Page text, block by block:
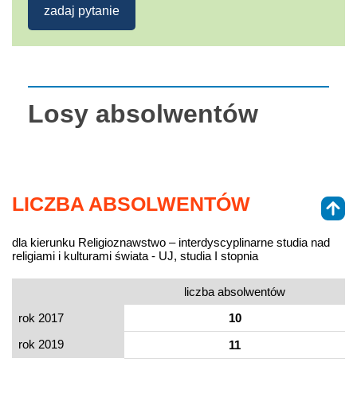
zadaj pytanie
Losy absolwentów
LICZBA ABSOLWENTÓW
dla kierunku Religioznawstwo – interdyscyplinarne studia nad
religiami i kulturami świata - UJ, studia I stopnia
liczba absolwentów
rok 2017
10
rok 2019
11